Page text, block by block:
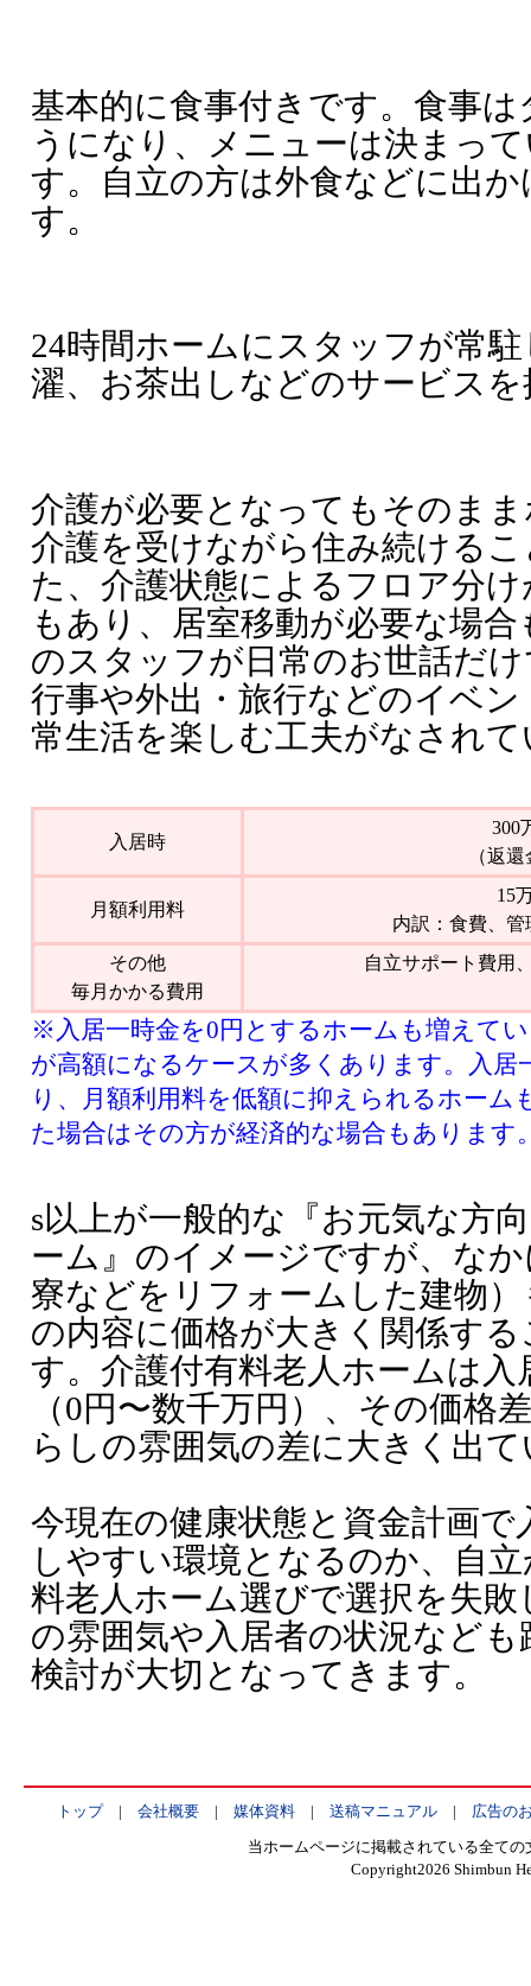
基本的に食事付きです。食事
うになり、メニューは決まっ
す。自立の方は外食などに出
す。
24時間ホームにスタッフが常
濯、お茶出しなどのサービス
介護が必要となってもそのま
介護を受けながら住み続ける
た、介護状態によるフロア分
もあり、居室移動が必要な場
のスタッフが日常のお世話だ
行事や外出・旅行などのイベ
常生活を楽しむ工夫がなされ
入居時
300
（返
月額利用料
15
内訳：食費、
その他
毎月かかる費用
自立サポート費用
※入居一時金を0円とするホームも増えて
が高額になるケースが多くあります。入居
り、月額利用料を低額に抑えられるホーム
た場合はその方が経済的な場合もあります
s以上が一般的な『お元気な方
ーム』のイメージですが、な
寮などをリフォームした建物
の内容に価格が大きく関係す
す。介護付有料老人ホームは
（0円〜数千万円）、その価格
らしの雰囲気の差に大きく出
今現在の健康状態と資金計画
しやすい環境となるのか、自
料老人ホーム選びで選択を失
の雰囲気や入居者の状況など
検討が大切となってきます。
トップ| 会社概要| 媒体資料| 送稿マニュアル| 広告の
当ホームページに掲載されている全て
Copyright2026 Shimbun